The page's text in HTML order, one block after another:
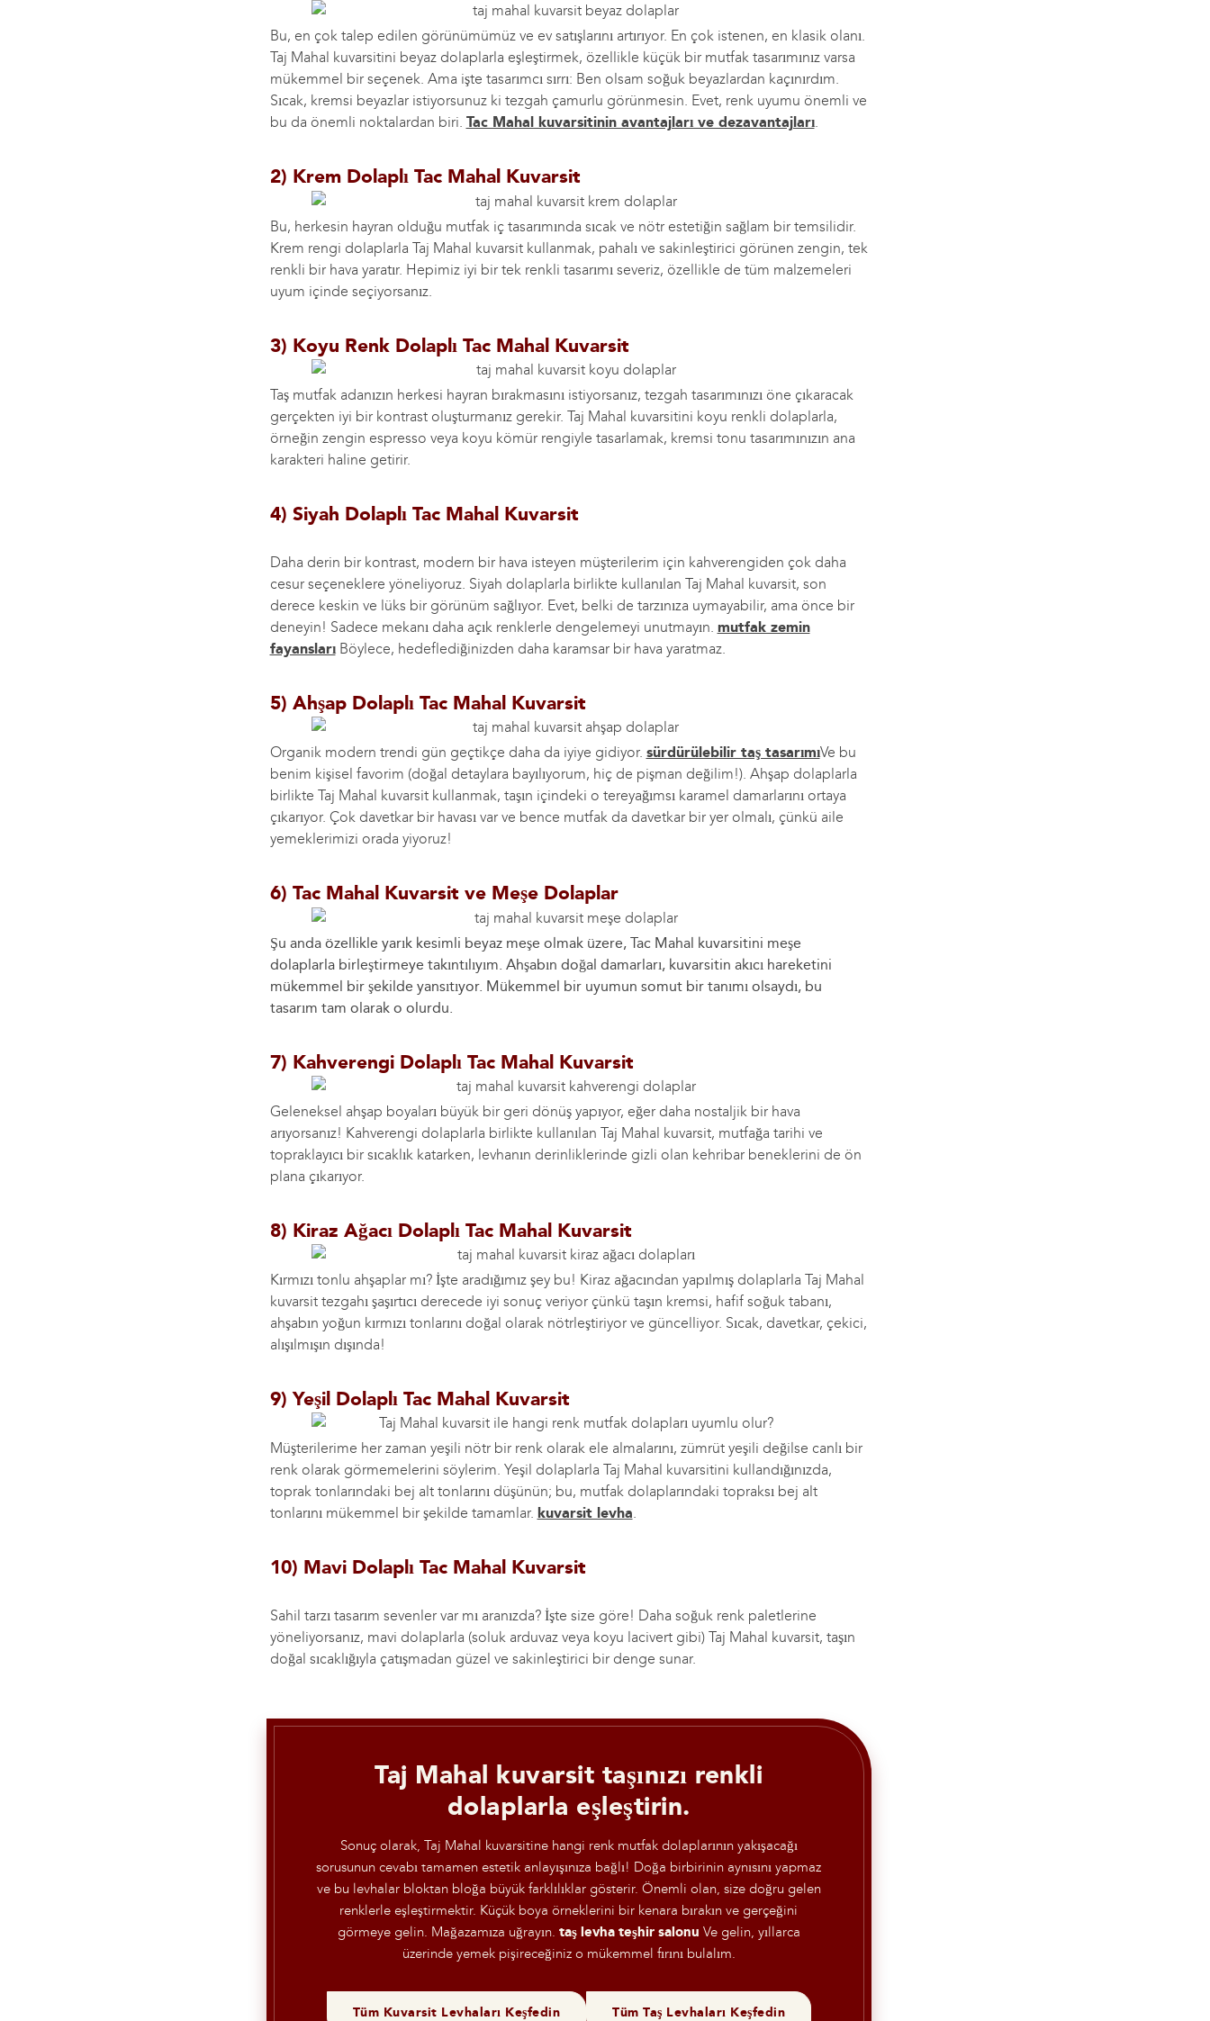
Bu, en çok talep edilen görünümümüz ve ev satışlarını artırıyor. En çok istenen, en klasik olanı.
Taj Mahal kuvarsitini beyaz dolaplarla eşleştirmek, özellikle küçük bir mutfak tasarımınız varsa
mükemmel bir seçenek. Ama işte tasarımcı sırrı: Ben olsam soğuk beyazlardan kaçınırdım.
Sıcak, kremsi beyazlar istiyorsunuz ki tezgah çamurlu görünmesin. Evet, renk uyumu önemli ve
bu da önemli noktalardan biri. Tac Mahal kuvarsitinin avantajları ve dezavantajları.
2) Krem Dolaplı Tac Mahal Kuvarsit
Bu, herkesin hayran olduğu mutfak iç tasarımında sıcak ve nötr estetiğin sağlam bir temsilidir.
Krem rengi dolaplarla Taj Mahal kuvarsit kullanmak, pahalı ve sakinleştirici görünen zengin, tek
renkli bir hava yaratır. Hepimiz iyi bir tek renkli tasarımı severiz, özellikle de tüm malzemeleri
uyum içinde seçiyorsanız.
3) Koyu Renk Dolaplı Tac Mahal Kuvarsit
Taş mutfak adanızın herkesi hayran bırakmasını istiyorsanız, tezgah tasarımınızı öne çıkaracak
gerçekten iyi bir kontrast oluşturmanız gerekir. Taj Mahal kuvarsitini koyu renkli dolaplarla,
örneğin zengin espresso veya koyu kömür rengiyle tasarlamak, kremsi tonu tasarımınızın ana
karakteri haline getirir.
4) Siyah Dolaplı Tac Mahal Kuvarsit
Daha derin bir kontrast, modern bir hava isteyen müşterilerim için kahverengiden çok daha
cesur seçeneklere yöneliyoruz. Siyah dolaplarla birlikte kullanılan Taj Mahal kuvarsit, son
derece keskin ve lüks bir görünüm sağlıyor. Evet, belki de tarzınıza uymayabilir, ama önce bir
deneyin! Sadece mekanı daha açık renklerle dengelemeyi unutmayın. mutfak zemin
fayanslarıBöylece, hedeflediğinizden daha karamsar bir hava yaratmaz.
5) Ahşap Dolaplı Tac Mahal Kuvarsit
Organik modern trendi gün geçtikçe daha da iyiye gidiyor. sürdürülebilir taş tasarımıVe bu
benim kişisel favorim (doğal detaylara bayılıyorum, hiç de pişman değilim!). Ahşap dolaplarla
birlikte Taj Mahal kuvarsit kullanmak, taşın içindeki o tereyağımsı karamel damarlarını ortaya
çıkarıyor. Çok davetkar bir havası var ve bence mutfak da davetkar bir yer olmalı, çünkü aile
yemeklerimizi orada yiyoruz!
6) Tac Mahal Kuvarsit ve Meşe Dolaplar
Şu anda özellikle yarık kesimli beyaz meşe olmak üzere, Tac Mahal kuvarsitini meşe
dolaplarla birleştirmeye takıntılıyım. Ahşabın doğal damarları, kuvarsitin akıcı hareketini
mükemmel bir şekilde yansıtıyor. Mükemmel bir uyumun somut bir tanımı olsaydı, bu
tasarım tam olarak o olurdu.
7) Kahverengi Dolaplı Tac Mahal Kuvarsit
Geleneksel ahşap boyaları büyük bir geri dönüş yapıyor, eğer daha nostaljik bir hava
arıyorsanız! Kahverengi dolaplarla birlikte kullanılan Taj Mahal kuvarsit, mutfağa tarihi ve
topraklayıcı bir sıcaklık katarken, levhanın derinliklerinde gizli olan kehribar beneklerini de ön
plana çıkarıyor.
8) Kiraz Ağacı Dolaplı Tac Mahal Kuvarsit
Kırmızı tonlu ahşaplar mı? İşte aradığımız şey bu! Kiraz ağacından yapılmış dolaplarla Taj Mahal
kuvarsit tezgahı şaşırtıcı derecede iyi sonuç veriyor çünkü taşın kremsi, hafif soğuk tabanı,
ahşabın yoğun kırmızı tonlarını doğal olarak nötrleştiriyor ve güncelliyor. Sıcak, davetkar, çekici,
alışılmışın dışında!
9) Yeşil Dolaplı Tac Mahal Kuvarsit
Müşterilerime her zaman yeşili nötr bir renk olarak ele almalarını, zümrüt yeşili değilse canlı bir
renk olarak görmemelerini söylerim. Yeşil dolaplarla Taj Mahal kuvarsitini kullandığınızda,
toprak tonlarındaki bej alt tonlarını düşünün; bu, mutfak dolaplarındaki topraksı bej alt
tonlarını mükemmel bir şekilde tamamlar. kuvarsit levha.
10) Mavi Dolaplı Tac Mahal Kuvarsit
Sahil tarzı tasarım sevenler var mı aranızda? İşte size göre! Daha soğuk renk paletlerine
yöneliyorsanız, mavi dolaplarla (soluk arduvaz veya koyu lacivert gibi) Taj Mahal kuvarsit, taşın
doğal sıcaklığıyla çatışmadan güzel ve sakinleştirici bir denge sunar.
Taj Mahal kuvarsit taşınızı renkli
dolaplarla eşleştirin.
Sonuç olarak, Taj Mahal kuvarsitine hangi renk mutfak dolaplarının yakışacağı
sorusunun cevabı tamamen estetik anlayışınıza bağlı! Doğa birbirinin aynısını yapmaz
ve bu levhalar bloktan bloğa büyük farklılıklar gösterir. Önemli olan, size doğru gelen
renklerle eşleştirmektir. Küçük boya örneklerini bir kenara bırakın ve gerçeğini
görmeye gelin. Mağazamıza uğrayın. taş levha teşhir salonu Ve gelin, yıllarca
üzerinde yemek pişireceğiniz o mükemmel fırını bulalım.
Tüm Kuvarsit Levhaları Keşfedin Tüm Taş Levhaları Keşfedin